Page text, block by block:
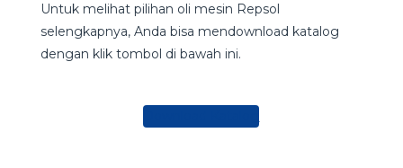
Untuk melihat pilihan oli mesin Repsol
selengkapnya, Anda bisa mendownload katalog
dengan klik tombol di bawah ini.